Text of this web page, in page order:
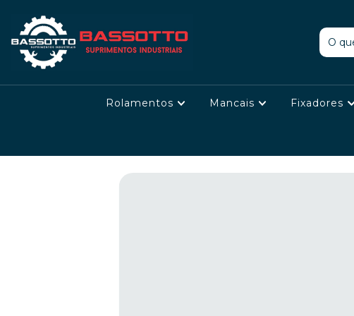
Rolamentos Mancais Fixadores